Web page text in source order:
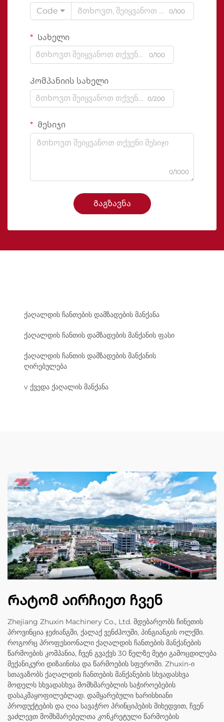
Code
0/100
Სახელი
0/100
Კომპანიის სახელი
0/200
Მესიჯი
0/1000
Გაგზავნა
ქაღალდის ჩანთების დამზადების მანქანა
ქაღალდის ჩანთის დამზადების მანქანის ფასი
ქაღალდის ჩანთის დამზადების მანქანის
ღირებულება
v ქვედა ქაღალის მანქანა
Რატომ აირჩიეთ ჩვენ
Zhejiang Zhuxin Machinery Co., Ltd. მდებარეობს ჩინეთის
პროვინცია ჯეძიანგში, ქალაქ ვენძჰოუში, პინგიანგის ოლქში.
როგორც პროფესიონალი ქაღალდის ჩანთების მანქანების
წარმოების კომპანია, ჩვენ გვაქვს 30 წელზე მეტი გამოცდილება
მექანიკური დიზაინისა და წარმოების სფეროში. Zhuxin-ი
სთავაზობს ქაღალდის ჩანთების მანქანების სხვადასხვა
მოდელს სხვადასხვა მომხმარებლის საჭიროებების
დასაკმაყოფილებლად. დამყარებული ხარისხიანი
პროდუქტების და ღია სავაჭრო პრინციპების მიხედვით, ჩვენ
ვაძლევთ მომხმარებელთა კონკრეტული წარმოების